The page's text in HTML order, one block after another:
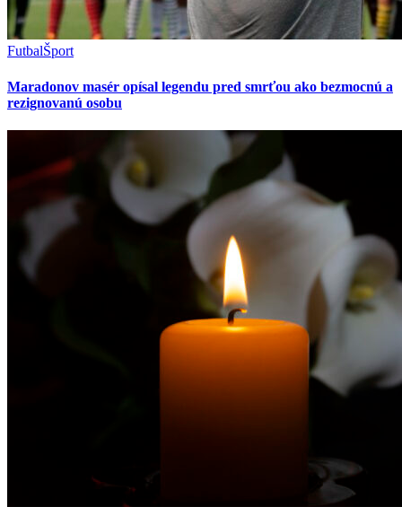
FutbalŠport
Maradonov masér opísal legendu pred smrťou ako bezmocnú a
rezignovanú osobu